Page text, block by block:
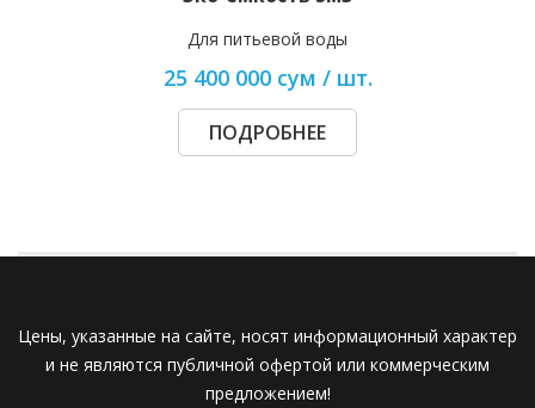
Для питьевой воды
25 400 000 сум / шт.
ПОДРОБНЕЕ
Цены, указанные на сайте, носят информационный характер
и не являются публичной офертой или коммерческим
предложением!